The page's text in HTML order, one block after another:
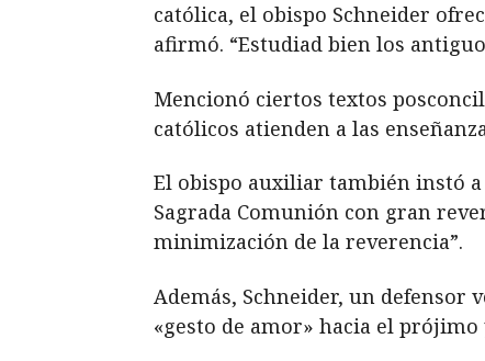
católica, el obispo Schneider
afirmó. “Estudiad bien los
Mencionó ciertos textos
católicos atienden a las
El obispo auxiliar también instó a
Sagrada Comunión con gran
minimización de la reverencia”.
Además, Schneider, un
«gesto de amor» hacia el